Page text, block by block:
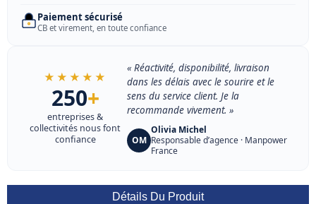
Paiement sécurisé
CB et virement, en toute confiance
★★★★★
250+
entreprises &
collectivités nous font
confiance
« Réactivité, disponibilité, livraison
dans les délais avec le sourire et le
sens du service client. Je la
recommande vivement. »
OM
Olivia Michel
Responsable d’agence · Manpower
France
Détails Du Produit